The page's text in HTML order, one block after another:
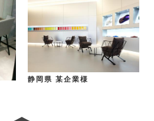
静岡県 某企業様